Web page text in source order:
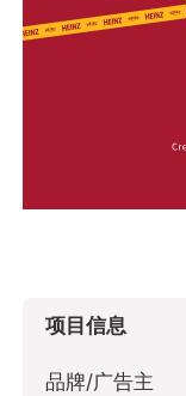
项目信息
品牌/广告主